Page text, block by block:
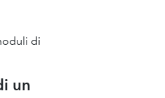
di
un